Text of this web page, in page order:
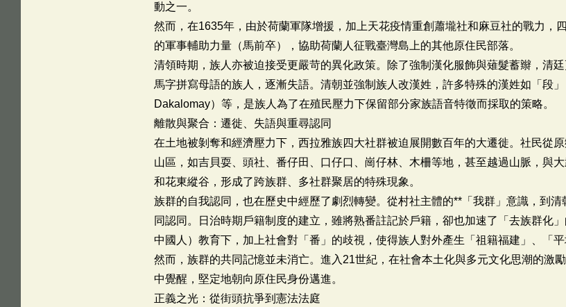
動之一。
然而，在1635年，由於荷蘭軍隊增援，加上天花疫情重創蕭壠社和麻豆社的戰力，
的軍事輔助力量（馬前卒），協助荷蘭人征戰臺灣島上的其他原住民部落。
清領時期，族人亦被迫接受更嚴苛的異化政策。除了強制漢化服飾與薙髮蓄辮，清
馬字拼寫母語的族人，逐漸失語。清朝並強制族人改漢姓，許多特殊的漢姓如「段
Dakalomay）等，是族人為了在殖民壓力下保留部分家族語音特徵而採取的策略。
離散與聚合：遷徙、失語與重尋認同
在土地被剝奪和經濟壓力下，西拉雅族四大社群被迫展開數百年的大遷徙。社民從
山區，如吉貝耍、頭社、番仔田、口仔口、崗仔林、木柵等地，甚至越過山脈，與
和花東縱谷，形成了跨族群、多社群聚居的特殊現象。
族群的自我認同，也在歷史中經歷了劇烈轉變。從村社主體的**「我群」意識，到
同認同。日治時期戶籍制度的建立，雖將熟番註記於戶籍，卻也加速了「去族群化
中國人）教育下，加上社會對「番」的歧視，使得族人對外產生「祖籍福建」、「
然而，族群的共同記憶並未消亡。進入21世紀，在社會本土化與多元文化思潮的激
中覺醒，堅定地朝向原住民身份邁進。
正義之光：從街頭抗爭到憲法法庭